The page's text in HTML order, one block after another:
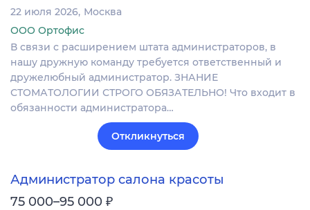
22 июля 2026 Москва
ООО Ортофис
В связи с расширением штата администраторов, в
нашу дружную команду требуется ответственный и
дружелюбный администратор. ЗНАНИЕ
СТОМАТОЛОГИИ СТРОГО ОБЯЗАТЕЛЬНО! Что входит в
обязанности администратора…
Откликнуться
Администратор салона красоты
75 000–95 000 ₽